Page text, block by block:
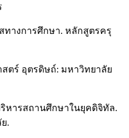
ทางการศึกษา. หลักสูตรครุ
ตร์ อุตรดิษถ์: มหาวิทยาลัย
หารสถานศึกษาในยุคดิจิทัล.
.